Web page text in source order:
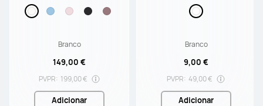
/ Até 9 horas de autonomia
/ Resistência à Água IP57
Branco
149,00 €
PVPR: 199,00 €
Adicionar
Branco
9,00 €
PVPR: 49,00 €
Adicionar